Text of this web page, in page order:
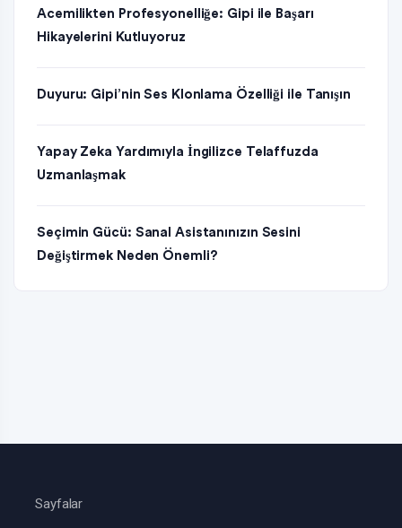
Acemilikten Profesyonelliğe: Gipi ile Başarı
Hikayelerini Kutluyoruz
Duyuru: Gipi’nin Ses Klonlama Özelliği ile Tanışın
Yapay Zeka Yardımıyla İngilizce Telaffuzda
Uzmanlaşmak
Seçimin Gücü: Sanal Asistanınızın Sesini
Değiştirmek Neden Önemli?
Sayfalar